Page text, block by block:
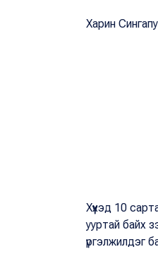
Харин
Хүүхэд 10
ууртай байх
үргэлжилдэг